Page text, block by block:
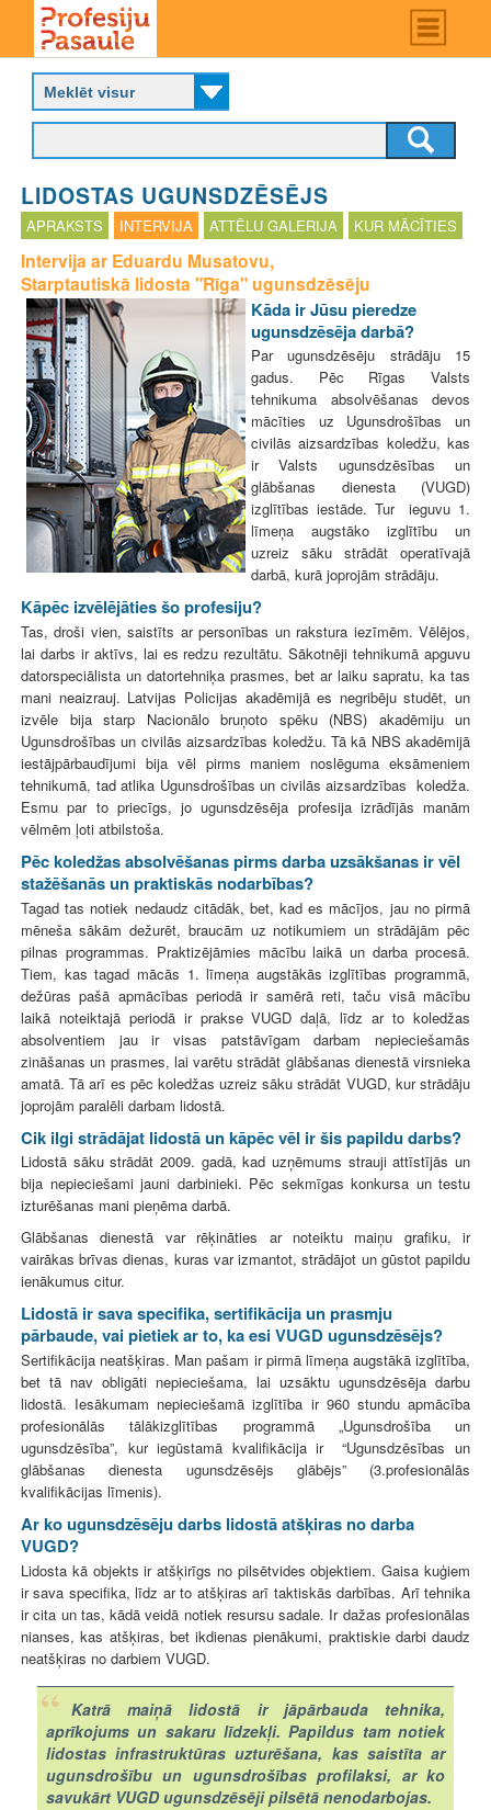
main
content
Main
menu
P
o
f
e
i
j
u
p
a
s
a
u
l
e
LIDOSTAS UGUNSDZĒSĒJS
APRAKSTS INTERVIJA ATTĒLU GALERIJA KUR MĀCĪTIES
Intervija ar Eduardu Musatovu,
Starptautiskā lidosta "Rīga" ugunsdzēsēju
Kāda ir Jūsu pieredze
ugunsdzēsēja darbā?
Par ugunsdzēsēju strādāju 15
gadus. Pēc Rīgas Valsts
tehnikuma absolvēšanas devos
mācīties uz Ugunsdrošības un
civilās aizsardzības koledžu, kas
ir Valsts ugunsdzēsības un
glābšanas dienesta (VUGD)
izglītības iestāde. Tur ieguvu 1.
līmeņa augstāko izglītību un
uzreiz sāku strādāt operatīvajā
darbā, kurā joprojām strādāju.
Kāpēc izvēlējāties šo profesiju?
Tas, droši vien, saistīts ar personības un rakstura iezīmēm. Vēlējos,
lai darbs ir aktīvs, lai es redzu rezultātu. Sākotnēji tehnikumā apguvu
datorspeciālista un datortehniķa prasmes, bet ar laiku sapratu, ka tas
mani neaizrauj. Latvijas Policijas akadēmijā es negribēju studēt, un
izvēle bija starp Nacionālo bruņoto spēku (NBS) akadēmiju un
Ugunsdrošības un civilās aizsardzības koledžu. Tā kā NBS akadēmijā
iestājpārbaudījumi bija vēl pirms maniem noslēguma eksāmeniem
tehnikumā, tad atlika Ugunsdrošības un civilās aizsardzības koledža.
Esmu par to priecīgs, jo ugunsdzēsēja profesija izrādījās manām
vēlmēm ļoti atbilstoša.
Pēc koledžas absolvēšanas pirms darba uzsākšanas ir vēl
stažēšanās un praktiskās nodarbības?
Tagad tas notiek nedaudz citādāk, bet, kad es mācījos, jau no pirmā
mēneša sākām dežurēt, braucām uz notikumiem un strādājām pēc
pilnas programmas. Praktizējāmies mācību laikā un darba procesā.
Tiem, kas tagad mācās 1. līmeņa augstākās izglītības programmā,
dežūras pašā apmācības periodā ir samērā reti, taču visā mācību
laikā noteiktajā periodā ir prakse VUGD daļā, līdz ar to koledžas
absolventiem jau ir visas patstāvīgam darbam nepieciešamās
zināšanas un prasmes, lai varētu strādāt glābšanas dienestā virsnieka
amatā. Tā arī es pēc koledžas uzreiz sāku strādāt VUGD, kur strādāju
joprojām paralēli darbam lidostā.
Cik ilgi strādājat lidostā un kāpēc vēl ir šis papildu darbs?
Lidostā sāku strādāt 2009. gadā, kad uzņēmums strauji attīstījās un
bija nepieciešami jauni darbinieki. Pēc sekmīgas konkursa un testu
izturēšanas mani pieņēma darbā.
Glābšanas dienestā var rēķināties ar noteiktu maiņu grafiku, ir
vairākas brīvas dienas, kuras var izmantot, strādājot un gūstot papildu
ienākumus citur.
Lidostā ir sava specifika, sertifikācija un prasmju
pārbaude, vai pietiek ar to, ka esi VUGD ugunsdzēsējs?
Sertifikācija neatšķiras. Man pašam ir pirmā līmeņa augstākā izglītība,
bet tā nav obligāti nepieciešama, lai uzsāktu ugunsdzēsēja darbu
lidostā. Iesākumam nepieciešamā izglītība ir 960 stundu apmācība
profesionālās tālākizglītības programmā „Ugunsdrošība un
ugunsdzēsība”, kur iegūstamā kvalifikācija ir “Ugunsdzēsības un
glābšanas dienesta ugunsdzēsējs glābējs” (3.profesionālās
kvalifikācijas līmenis).
Ar ko ugunsdzēsēju darbs lidostā atšķiras no darba
VUGD?
Lidosta kā objekts ir atšķirīgs no pilsētvides objektiem. Gaisa kuģiem
ir sava specifika, līdz ar to atšķiras arī taktiskās darbības. Arī tehnika
ir cita un tas, kādā veidā notiek resursu sadale. Ir dažas profesionālas
nianses, kas atšķiras, bet ikdienas pienākumi, praktiskie darbi daudz
neatšķiras no darbiem VUGD.
Katrā maiņā lidostā ir jāpārbauda tehnika,
aprīkojums un sakaru līdzekļi. Papildus tam notiek
lidostas infrastruktūras uzturēšana, kas saistīta ar
ugunsdrošību un ugunsdrošības profilaksi, ar ko
savukārt VUGD ugunsdzēsēji pilsētā nenodarbojas.